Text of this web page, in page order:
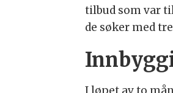
tilbud som var
de søker med